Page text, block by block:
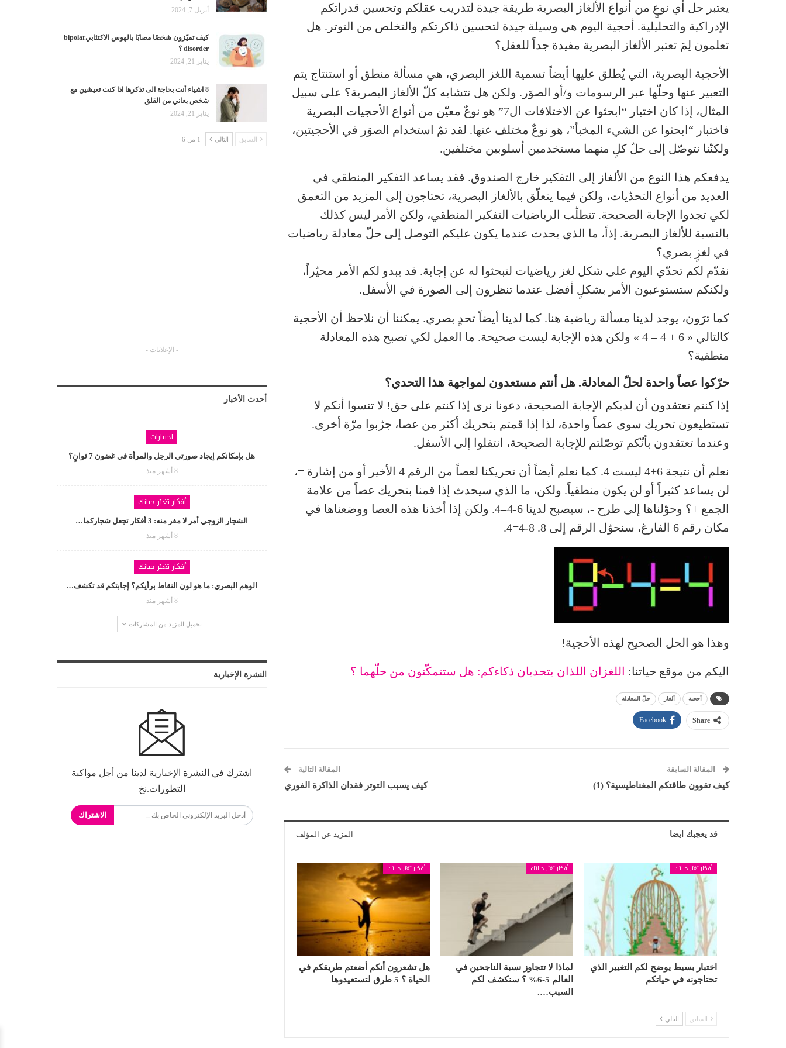
يعتبر حل أي نوعٍ من أنواع الألغاز البصرية طريقة جيدة لتدريب عقلكم وتحسين قدراتكم
الإدراكية والتحليلية. أحجية اليوم هي وسيلة جيدة لتحسين ذاكرتكم والتخلص من التوتر. هل
تعلمون لِمَ تعتبر الألغاز البصرية مفيدة جداً للعقل؟
الأحجية البصرية، التي يُطلق عليها أيضاً تسمية اللغز البصري، هي مسألة منطق أو استنتاج يتم
التعبير عنها وحلّها عبر الرسومات و/أو الصوَر. ولكن هل تتشابه كلّ الألغاز البصرية؟ على سبيل
المثال، إذا كان اختبار “ابحثوا عن الاختلافات ال7” هو نوعٌ معيّن من أنواع الأحجيات البصرية
فاختبار “ابحثوا عن الشيء المخبأ”، هو نوعٌ مختلف عنها. لقد تمّ استخدام الصوَر في الأحجيتين،
ولكنّنا نتوصّل إلى حلّ كلٍ منهما مستخدمين أسلوبين مختلفين.
يدفعكم هذا النوع من الألغاز إلى التفكير خارج الصندوق. فقد يساعد التفكير المنطقي في
العديد من أنواع التحدّيات، ولكن فيما يتعلّق بالألغاز البصرية، تحتاجون إلى المزيد من التعمق
لكي تجدوا الإجابة الصحيحة. تتطلّب الرياضيات التفكير المنطقي، ولكن الأمر ليس كذلك
بالنسبة للألغاز البصرية. إذاً، ما الذي يحدث عندما يكون عليكم التوصل إلى حلّ معادلة رياضيات
في لغزٍ بصري؟
نقدّم لكم تحدّي اليوم على شكل لغز رياضيات لتبحثوا له عن إجابة. قد يبدو لكم الأمر محيّراً،
ولكنكم ستستوعبون الأمر بشكلٍ أفضل عندما تنظرون إلى الصورة في الأسفل.
كما ترَون، يوجد لدينا مسألة رياضية هنا. كما لدينا أيضاً تحدٍ بصري. يمكننا أن نلاحظ أن الأحجية
كالتالي « 6 + 4 = 4 » ولكن هذه الإجابة ليست صحيحة. ما العمل لكي تصبح هذه المعادلة
منطقية؟
حرّكوا عصاً واحدة لحلّ المعادلة. هل أنتم مستعدون لمواجهة هذا التحدي؟
إذا كنتم تعتقدون أن لديكم الإجابة الصحيحة، دعونا نرى إذا كنتم على حق! لا تنسوا أنكم لا
تستطيعون تحريك سوى عصاً واحدة، لذا إذا قمتم بتحريك أكثر من عصا، جرّبوا مرّة أخرى.
وعندما تعتقدون بأنّكم توصّلتم للإجابة الصحيحة، انتقلوا إلى الأسفل.
نعلم أن نتيجة 6+4 ليست 4. كما نعلم أيضاً أن تحريكنا لعصاً من الرقم 4 الأخير أو من إشارة =،
لن يساعد كثيراً أو لن يكون منطقياً. ولكن، ما الذي سيحدث إذا قمنا بتحريك عصاً من علامة
الجمع +؟ وحوّلناها إلى طرح -، سيصبح لدينا 6-4=4. ولكن إذا أخذنا هذه العصا ووضعناها في
مكان رقم 6 الفارغ، سنحوّل الرقم إلى 8. 8-4=4.
وهذا هو الحل الصحيح لهذه الأحجية!
اليكم من موقع حياتنا: اللغزان اللذان يتحديان ذكاءكم: هل ستتمكّنون من حلّهما ؟
أحجية ألغاز حلّ المعادلة
Share
Facebook
المقالة السابقة
كيف تقوون طاقتكم المغناطيسية؟ (1)
المقالة التالية
كيف يسبب التوتر فقدان الذاكرة الفوري
قد يعجبك ايضا المزيد عن المؤلف
أفكار تغيّر حياتك
اختبار بسيط يوضح لكم التغيير الذي
تحتاجونه في حياتكم
أفكار تغيّر حياتك
لماذا لا تتجاوز نسبة الناجحين في
العالم 5-6% ؟ سنكشف لكم
السبب….
أفكار تغيّر حياتك
هل تشعرون أنكم أضعتم طريقكم في
الحياة ؟ 5 طرق لتستعيدوها
السابق التالي
أبريل 7, 2024
كيف تميّزون شخصًا مصابًا بالهوس الاكتئابيbipolar
disorder ؟
يناير 21, 2024
8 اشياء أنت بحاجة الى تذكرها اذا كنت تعيشين مع
شخص يعاني من القلق
يناير 21, 2024
السابق التالي 1 من 6
- الإعلانات -
أحدث الأخبار
اختبارات
هل بإمكانكم إيجاد صورتي الرجل والمرأة في غضون 7 ثوانٍ؟
8 أشهر منذ
أفكار تغيّر حياتك
الشجار الزوجي أمر لا مفر منه: 3 أفكار تجعل شجاركما…
8 أشهر منذ
أفكار تغيّر حياتك
الوهم البصري: ما هو لون النقاط برأيكم؟ إجابتكم قد تكشف…
8 أشهر منذ
تحميل المزيد من المشاركات
النشرة الإخبارية
اشترك في النشرة الإخبارية لدينا من أجل مواكبة
التطورات.نخ
الاشتراك